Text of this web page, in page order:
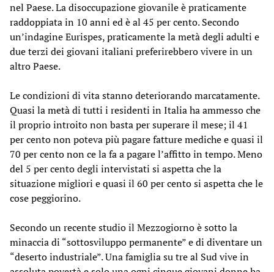
nel Paese. La disoccupazione giovanile è praticamente
raddoppiata in 10 anni ed è al 45 per cento. Secondo
un’indagine Eurispes, praticamente la metà degli adulti e
due terzi dei giovani italiani preferirebbero vivere in un
altro Paese.
Le condizioni di vita stanno deteriorando marcatamente.
Quasi la metà di tutti i residenti in Italia ha ammesso che
il proprio introito non basta per superare il mese; il 41
per cento non poteva più pagare fatture mediche e quasi il
70 per cento non ce la fa a pagare l’affitto in tempo. Meno
del 5 per cento degli intervistati si aspetta che la
situazione migliori e quasi il 60 per cento si aspetta che le
cose peggiorino.
Secondo un recente studio il Mezzogiorno è sotto la
minaccia di “sottosviluppo permanente” e di diventare un
“deserto industriale”. Una famiglia su tre al Sud vive in